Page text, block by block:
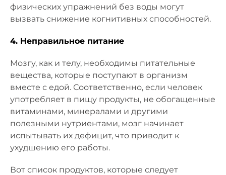
физических упражнений без воды могут
вызвать снижение когнитивных способностей.
4. Неправильное питание
Мозгу, как и телу, необходимы питательные
вещества, которые поступают в организм
вместе с едой. Соответственно, если человек
употребляет в пищу продукты, не обогащенные
витаминами, минералами и другими
полезными нутриентами, мозг начинает
испытывать их дефицит, что приводит к
ухудшению его работы.
Вот список продуктов, которые следует